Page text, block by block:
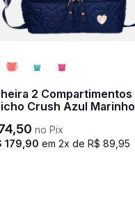
2 Compartimentos
Crush Azul Marinho
,50 no Pix
179,90 em 2x de R$ 89,95